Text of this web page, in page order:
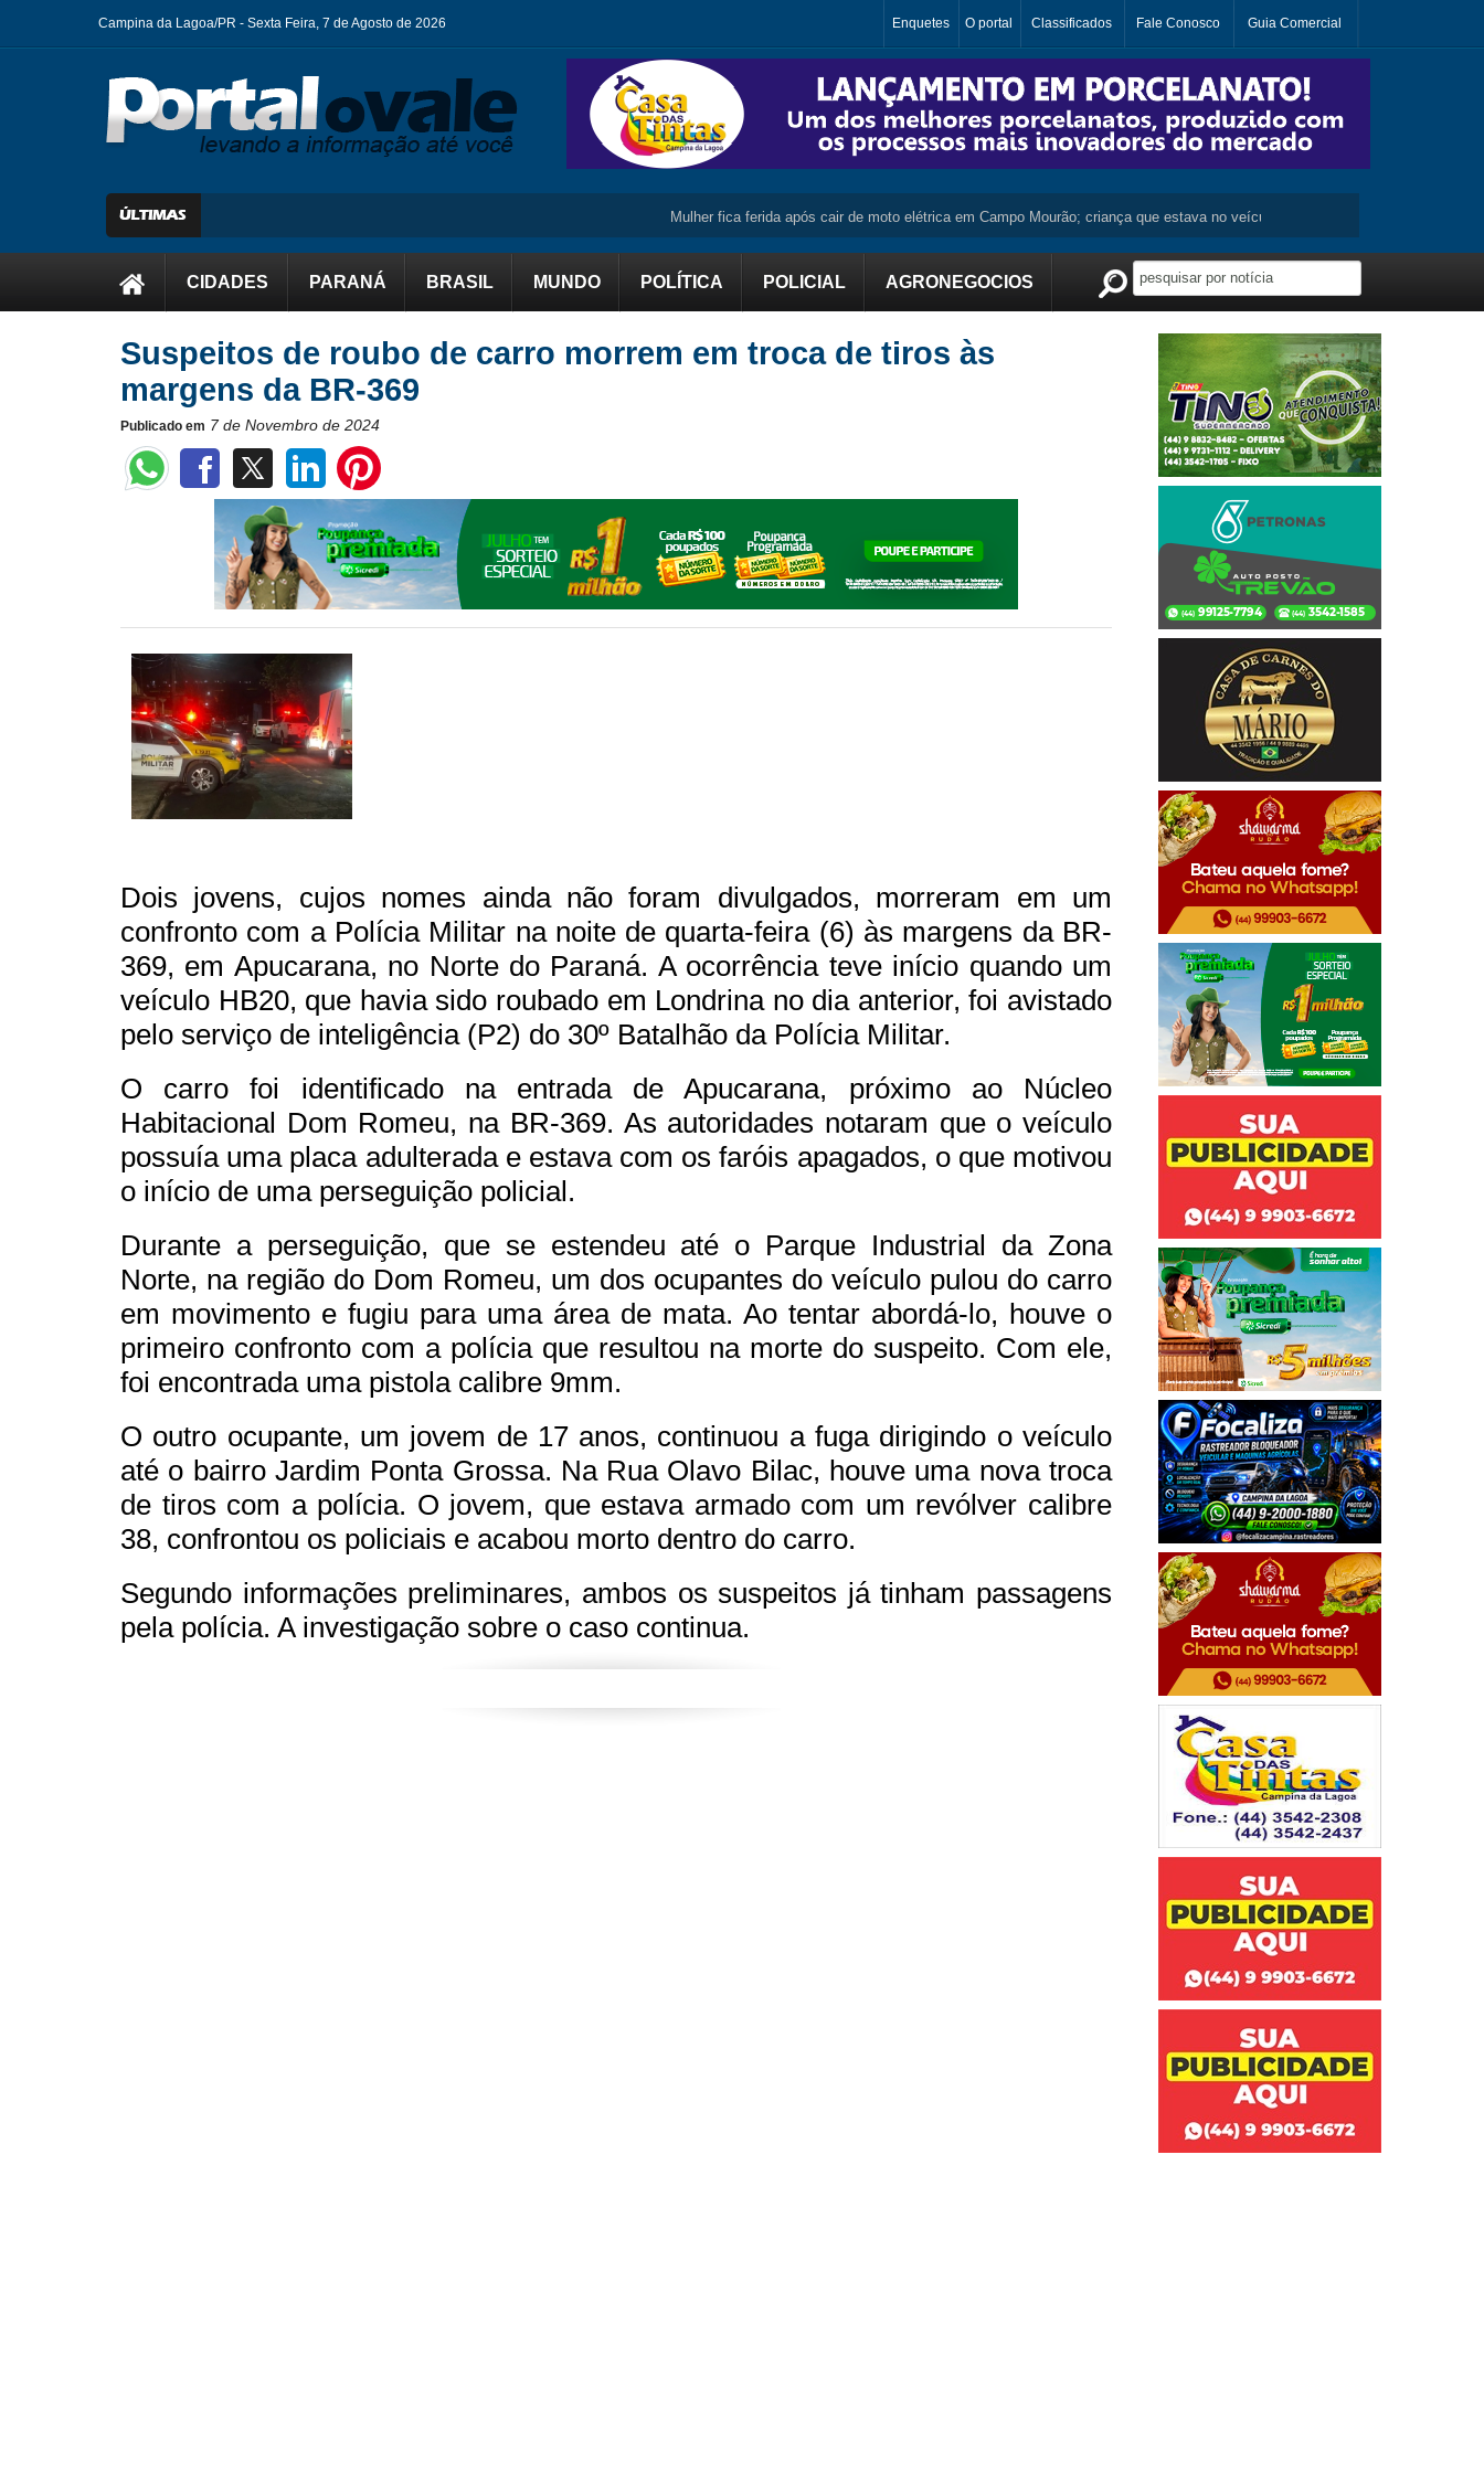
Campina da Lagoa/PR - Sexta Feira, 7 de Agosto de 2026 Enquetes O portal Classificados Fale Conosco Guia Comercial
Mulher fica ferida após cair de moto elétrica em Campo Mourão; criança que estava no veículo não se machuca ...
CIDADES PARANÁ BRASIL MUNDO POLÍTICA POLICIAL AGRONEGOCIOS
Suspeitos de roubo de carro morrem em troca de tiros às
margens da BR-369
Publicado em 7 de Novembro de 2024
Dois jovens, cujos nomes ainda não foram divulgados, morreram em um
confronto com a Polícia Militar na noite de quarta-feira (6) às margens da BR-
369, em Apucarana, no Norte do Paraná. A ocorrência teve início quando um
veículo HB20, que havia sido roubado em Londrina no dia anterior, foi avistado
pelo serviço de inteligência (P2) do 30º Batalhão da Polícia Militar.
O carro foi identificado na entrada de Apucarana, próximo ao Núcleo
Habitacional Dom Romeu, na BR-369. As autoridades notaram que o veículo
possuía uma placa adulterada e estava com os faróis apagados, o que motivou
o início de uma perseguição policial.
Durante a perseguição, que se estendeu até o Parque Industrial da Zona
Norte, na região do Dom Romeu, um dos ocupantes do veículo pulou do carro
em movimento e fugiu para uma área de mata. Ao tentar abordá-lo, houve o
primeiro confronto com a polícia que resultou na morte do suspeito. Com ele,
foi encontrada uma pistola calibre 9mm.
O outro ocupante, um jovem de 17 anos, continuou a fuga dirigindo o veículo
até o bairro Jardim Ponta Grossa. Na Rua Olavo Bilac, houve uma nova troca
de tiros com a polícia. O jovem, que estava armado com um revólver calibre
38, confrontou os policiais e acabou morto dentro do carro.
Segundo informações preliminares, ambos os suspeitos já tinham passagens
pela polícia. A investigação sobre o caso continua.